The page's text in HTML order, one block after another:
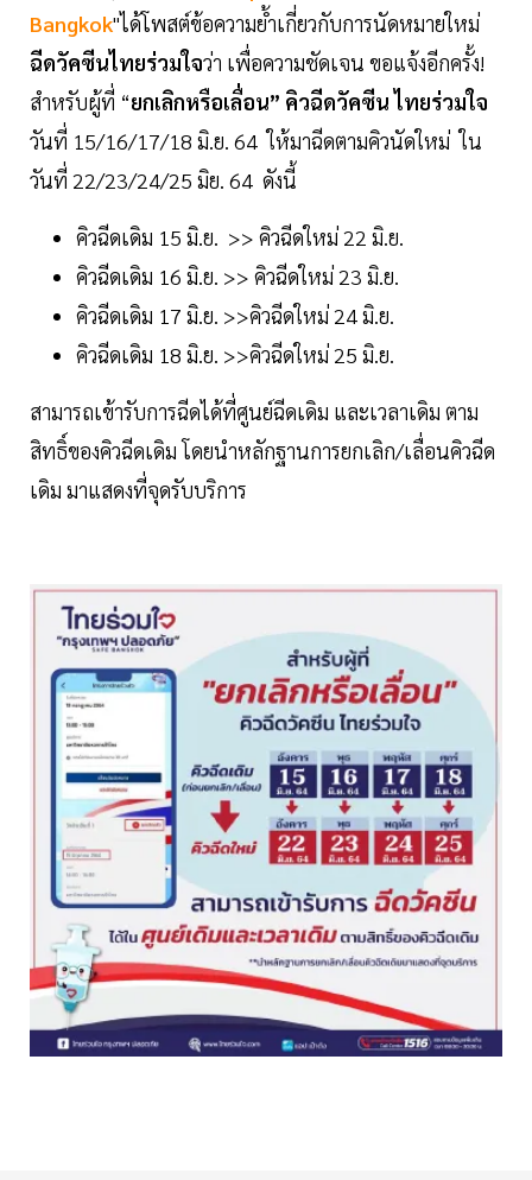
Bangkok"ได้โพสต์ข้อความย้ำเกี่ยวกับการนัดหมายใหม่
ฉีดวัคซีนไทยร่วมใจว่า เพื่อความชัดเจน ขอแจ้งอีกครั้ง!
สำหรับผู้ที่ “ยกเลิกหรือเลื่อน” คิวฉีดวัคซีน ไทยร่วมใจ
วันที่ 15/16/17/18 มิ.ย. 64 ให้มาฉีดตามคิวนัดใหม่ ใน
วันที่ 22/23/24/25 มิย. 64 ดังนี้
คิวฉีดเดิม 15 มิ.ย. >> คิวฉีดใหม่ 22 มิ.ย.
คิวฉีดเดิม 16 มิ.ย. >> คิวฉีดใหม่ 23 มิ.ย.
คิวฉีดเดิม 17 มิ.ย. >>คิวฉีดใหม่ 24 มิ.ย.
คิวฉีดเดิม 18 มิ.ย. >>คิวฉีดใหม่ 25 มิ.ย.
สามารถเข้ารับการฉีดได้ที่ศูนย์ฉีดเดิม และเวลาเดิม ตาม
สิทธิ์ของคิวฉีดเดิม โดยนำหลักฐานการยกเลิก/เลื่อนคิวฉีด
เดิม มาแสดงที่จุดรับบริการ